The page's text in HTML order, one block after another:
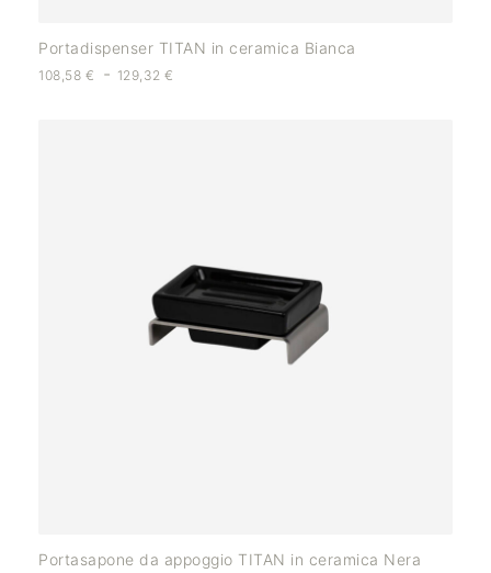
Portadispenser TITAN in ceramica Bianca
108,58 € - 129,32€
Portasapone da appoggio TITAN in ceramica Nera